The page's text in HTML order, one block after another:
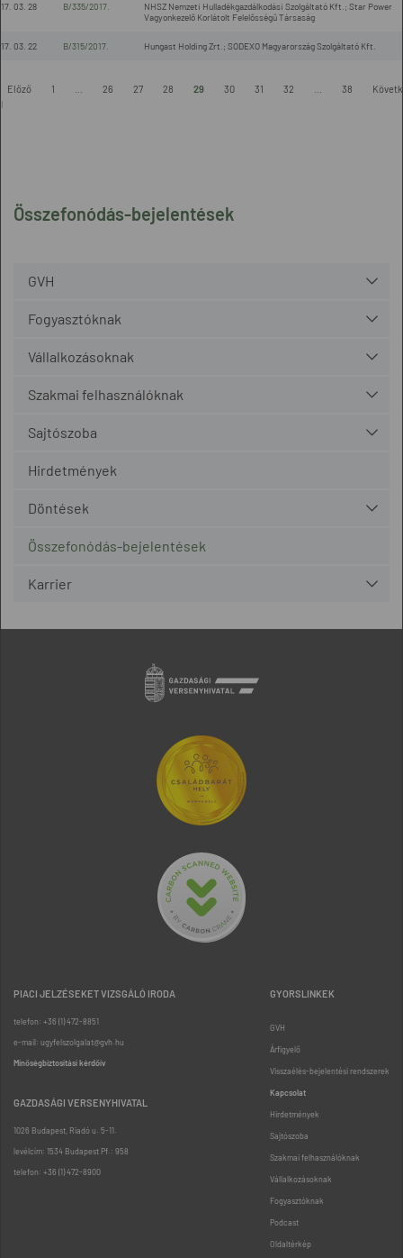
Összefonódás-bejelentések
GVH
Fogyasztóknak
Vállalkozásoknak
Szakmai felhasználóknak
Sajtószoba
Hirdetmények
Döntések
Összefonódás-bejelentések
Karrier
03. 28 B/335/2017.
NHSZ Nemzeti Hulladékgazdálkodási Szolgáltató Kft.; Star Power
Vagyonkezelő Korlátolt Felelősségű Társaság
03. 22 B/315/2017. Hungast Holding Zrt.; SODEXO Magyarország Szolgáltató Kft.
Előző 1 26 27 28 29 30 31 32 38
PIACI JELZÉSEKET VIZSGÁLÓ IRODA
telefon: +36 (1) 472-8851
e-mail: ugyfelszolgalat@gvh.hu
Minőségbiztosítási kérdőív
GAZDASÁGI VERSENYHIVATAL
1026 Budapest, Riadó u. 5-11.
levélcím: 1534 Budapest Pf.: 958
telefon: +36 (1) 472-8900
GYORSLINKEK
GVH
Árfigyelő
Visszaélés-bejelentési rendszerek
Kapcsolat
Hirdetmények
Sajtószoba
Szakmai felhasználóknak
Vállalkozásoknak
Fogyasztóknak
Podcast
Oldaltérkép